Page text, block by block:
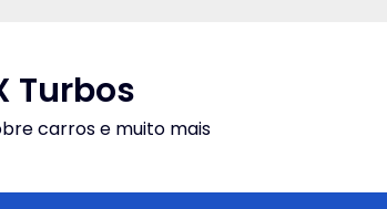
Turbos
carros e muito mais